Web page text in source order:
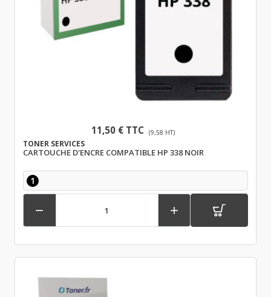
11,50 € TTC (9,58 HT)
TONER SERVICES
CARTOUCHE D'ENCRE COMPATIBLE HP 338 NOIR
1
 